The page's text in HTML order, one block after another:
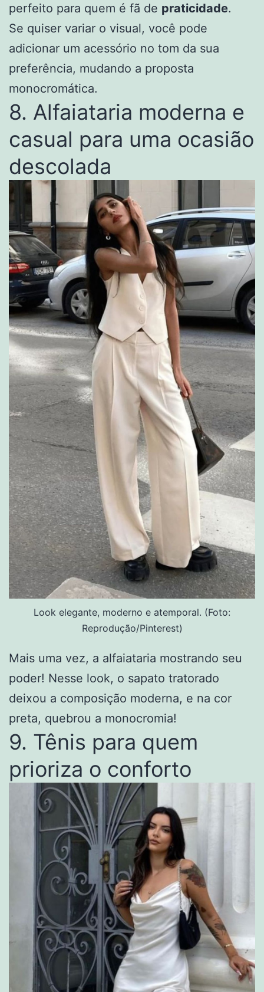
perfeito para quem é fã de praticidade.
Se quiser variar o visual, você pode
adicionar um acessório no tom da sua
preferência, mudando a proposta
monocromática.
8. Alfaiataria moderna e
casual para uma ocasião
descolada
Look elegante, moderno e atemporal. (Foto:
Reprodução/Pinterest)
Mais uma vez, a alfaiataria mostrando seu
poder! Nesse look, o sapato tratorado
deixou a composição moderna, e na cor
preta, quebrou a monocromia!
9. Tênis para quem
prioriza o conforto